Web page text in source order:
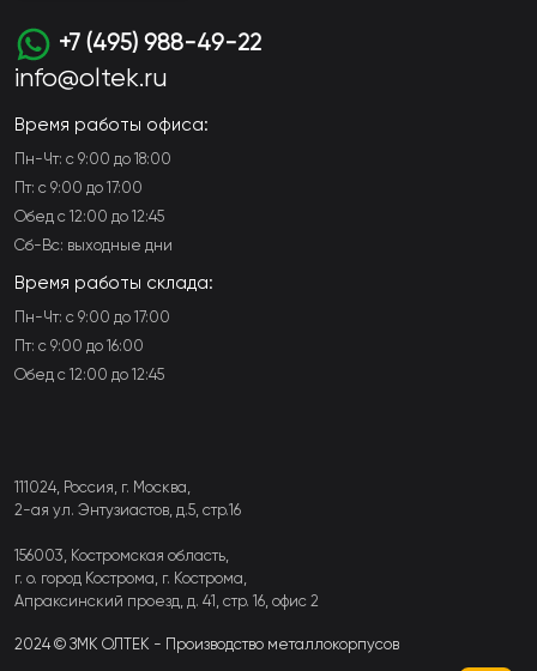
+7 (495) 988-49-22
info@oltek.ru
Время работы офиса:
Пн-Чт: с 9:00 до 18:00
Пт: с 9:00 до 17:00
Обед с 12:00 до 12:45
Сб-Вс: выходные дни
Время работы склада:
Пн-Чт: с 9:00 до 17:00
Пт: с 9:00 до 16:00
Обед с 12:00 до 12:45
111024, Россия, г. Москва,
2-ая ул. Энтузиастов, д.5, стр.16
156003, Костромская область,
г. о. город Кострома, г. Кострома,
Апраксинский проезд, д. 41, стр. 16, офис 2
2024 © ЗМК ОЛТЕК - Производство металлокорпусов